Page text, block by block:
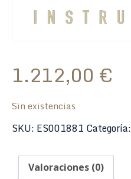
1.212,00 €
Sin existencias
SKU: ES001881 Categoría:
Valoraciones (0)